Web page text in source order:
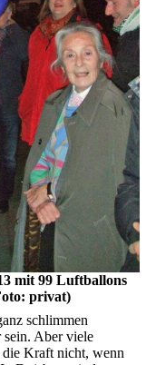
mit 99 Luftballons
privat)
schlimmen
sein. Aber viele
die Kraft nicht, wenn